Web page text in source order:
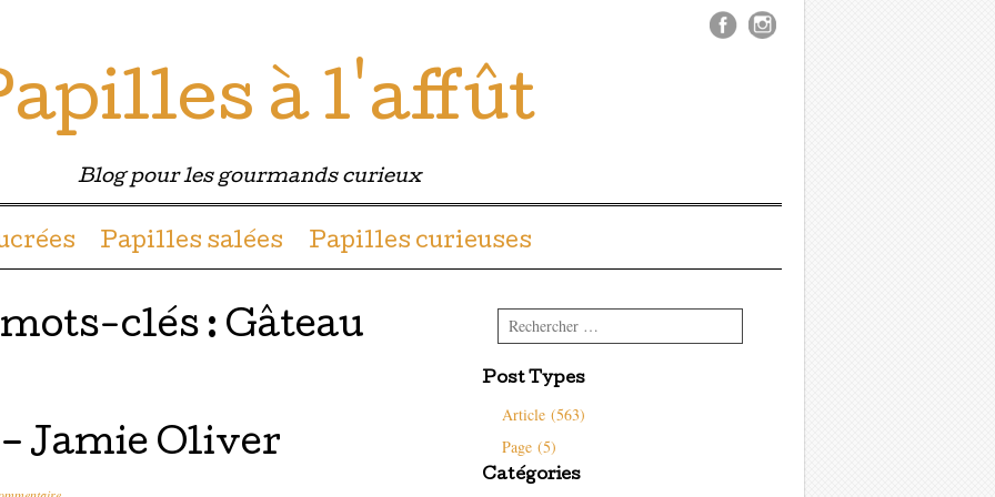
à l'affût
Blog pour les gourmands curieux
contenuPapilles salées Papilles curieuses
clés : Gâteau
Jamie Oliver
Rechercher
Post Types
Article (563)
Page (5)
Catégories